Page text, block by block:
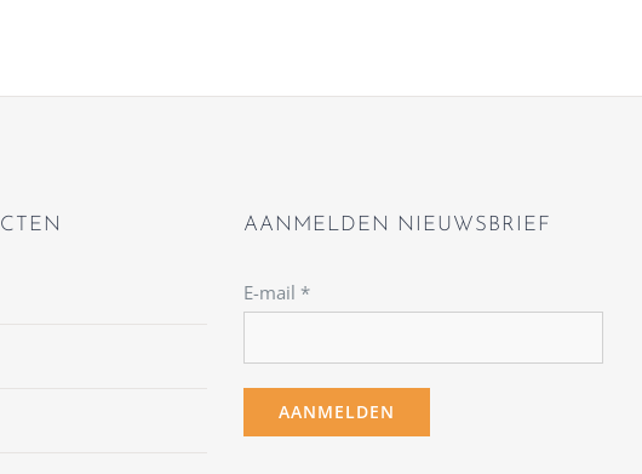
AANMELDEN NIEUWSBRIEF
E-mail *